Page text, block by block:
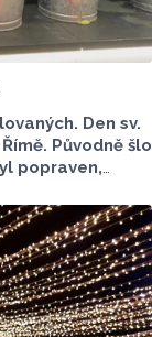
Den sv.
Původně šlo
popraven,
svátek.
vztah a jestli